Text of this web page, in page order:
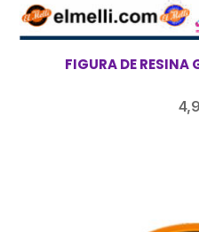
FIGURA DE RESINA